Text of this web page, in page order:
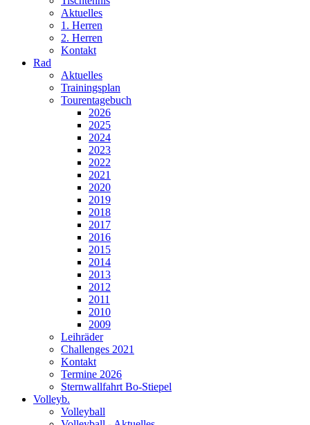
Aktuelles
1. Herren
2. Herren
Kontakt
Rad
Aktuelles
Trainingsplan
Tourentagebuch
2026
2025
2024
2023
2022
2021
2020
2019
2018
2017
2016
2015
2014
2013
2012
2011
2010
2009
Leihräder
Challenges 2021
Kontakt
Termine 2026
Sternwallfahrt Bo-Stiepel
Volleyb.
Volleyball